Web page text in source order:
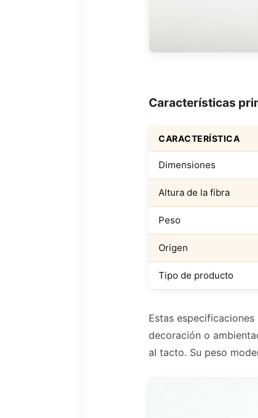
Características
CARACTERÍSTICA
Dimensiones
Altura de la fibra
Peso
Origen
Tipo de producto
Estas
decoración o
al tacto. Su peso